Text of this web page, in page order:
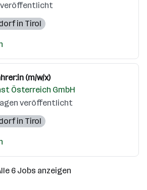
veröffentlicht
in Tirol
(m/w/x)
Österreich GmbH
veröffentlicht
in Tirol
6 Jobs anzeigen